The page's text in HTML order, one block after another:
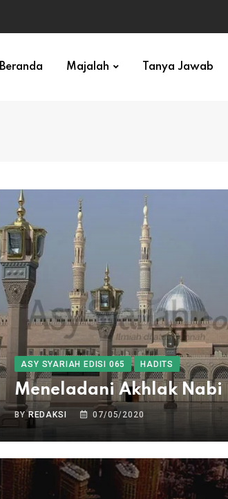
Beranda Majalah Tanya Jawab
ASY SYARIAH EDISI 065 HADITS
Meneladani Akhlak Nabi
BYREDAKSI 07/05/2020